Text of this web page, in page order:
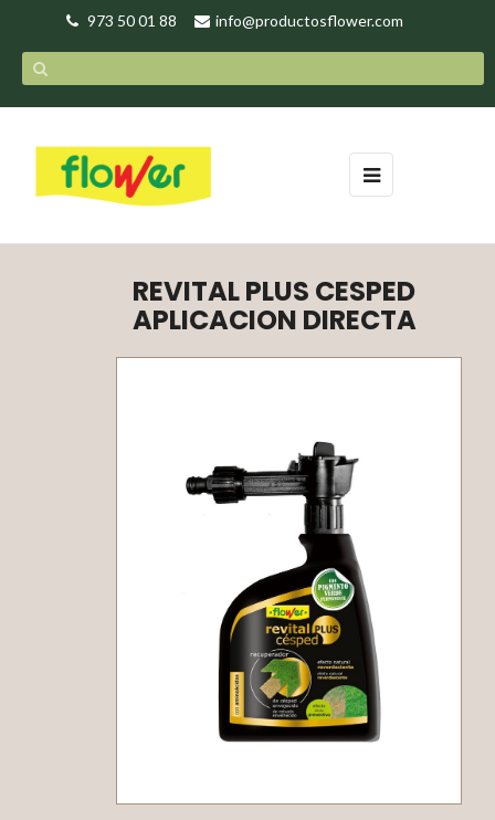
973 50 01 88 info@productosflower.com
Navegación
de
☰
REVITAL PLUS CESPED
APLICACION DIRECTA